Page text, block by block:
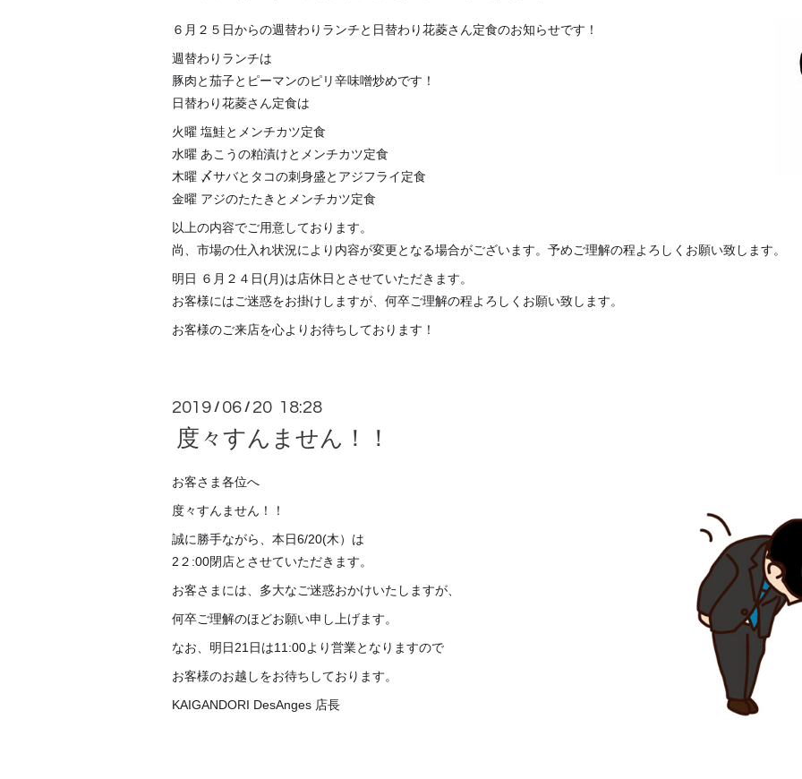
６月２５日からの週替わりランチと日替わり花菱さん定食のお知らせです！
週替わりランチは
豚肉と茄子とピーマンのピリ辛味噌炒めです！
日替わり花菱さん定食は
火曜 塩鮭とメンチカツ定食
水曜 あこうの粕漬けとメンチカツ定食
木曜 〆サバとタコの刺身盛とアジフライ定食
金曜 アジのたたきとメンチカツ定食
以上の内容でご用意しております。
尚、市場の仕入れ状況により内容が変更となる場合がございます。予めご理解の程よろしくお願い致します。
明日 ６月２４日(月)は店休日とさせていただきます。
お客様にはご迷惑をお掛けしますが、何卒ご理解の程よろしくお願い致します。
お客様のご来店を心よりお待ちしております！
2019 / 06 / 20 18:28
度々すんません！！
お客さま各位へ
度々すんません！！
誠に勝手ながら、本日6/20(木）は
2２:00閉店とさせていただきます。
お客さまには、多大なご迷惑おかけいたしますが、
何卒ご理解のほどお願い申し上げます。
なお、明日21日は11:00より営業となりますので
お客様のお越しをお待ちしております。
KAIGANDORI DesAnges 店長